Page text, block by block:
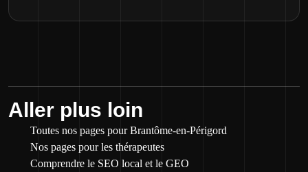
Aller plus loin
Toutes nos pages pour Brantôme-en-Périgord
Nos pages pour les thérapeutes
Comprendre le SEO local et le GEO